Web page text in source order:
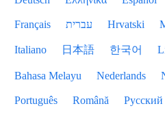
Français עברית Hrvatski
Italiano 日本語 한국어
Bahasa Melayu Nederlands
Português Română Русский